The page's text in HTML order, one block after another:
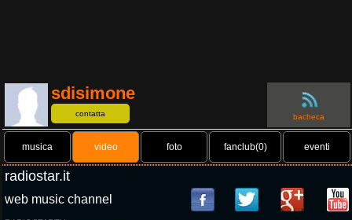
sdisimone
contatta bacheca
musica video foto fanclub(0) eventi
radiostar.it
web music channel